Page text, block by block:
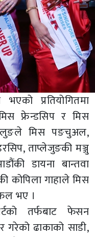
भएको प्रतियोगितमा
फ्रेन्डसिप र मिस
मिस पङचुअल,
ताप्लेजुङकी मञ्जु
डायना बान्तवा
कोपिला गाहाले मिस
भए ।
तर्फबाट फेसन
गरेको ढाकाको साडी,